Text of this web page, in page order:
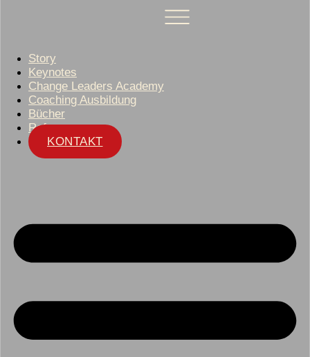
Story
Keynotes
Change Leaders Academy
Coaching Ausbildung
Bücher
Referenzen
KONTAKT